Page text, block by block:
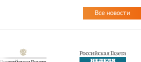
Все новости